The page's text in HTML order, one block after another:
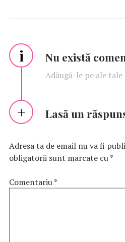
i Nu există
Adăugă-le pe ale tale
Lasă un
Adresa ta de email nu va fi
obligatorii sunt marcate cu*
Comentariu*